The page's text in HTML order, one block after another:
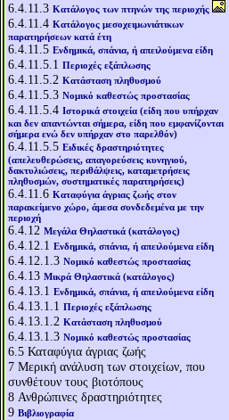
6.4.11.3 Κατάλογος των πτηνών της περιοχής
6.4.11.4 Κατάλογος μεσοχειμωνιάτικων
παρατηρήσεων κατά έτη
6.4.11.5 Ενδημικά, σπάνια, ή απειλούμενα είδη
6.4.11.5.1 Περιοχές εξάπλωσης
6.4.11.5.2 Κατάσταση πληθυσμού
6.4.11.5.3 Νομικό καθεστώς προστασίας
6.4.11.5.4 Ιστορικά στοιχεία (είδη που υπήρχαν
και δεν απαντώνται σήμερα, είδη που εμφανίζονται
σήμερα ενώ δεν υπήρχαν στο παρελθόν)
6.4.11.5.5 Ειδικές δραστηριότητες
(απελευθερώσεις, απαγορεύσεις κυνηγιού,
δακτυλιώσεις, περιθάλψεις, καταμετρήσεις
πληθυσμών, συστηματικές παρατηρήσεις)
6.4.11.6 Καταφύγια άγριας ζωής στον
παρακείμενο χώρο, άμεσα συνδεδεμένα με την
περιοχή
6.4.12 Μεγάλα Θηλαστικά (κατάλογος)
6.4.12.1 Ενδημικά, σπάνια, ή απειλούμενα είδη
6.4.12.1.3 Νομικό καθεστώς προστασίας
6.4.13 Μικρά Θηλαστικά (κατάλογος)
6.4.13.1 Ενδημικά, σπάνια, ή απειλούμενα είδη
6.4.13.1.1 Περιοχές εξάπλωσης
6.4.13.1.2 Κατάσταση πληθυσμού
6.4.13.1.3 Νομικό καθεστώς προστασίας
6.5 Καταφύγια άγριας ζωής
7 Μερική ανάλυση των στοιχείων, που
συνθέτουν τους βιοτόπους
8 Ανθρώπινες δραστηριότητες
9 Βιβλιογραφία